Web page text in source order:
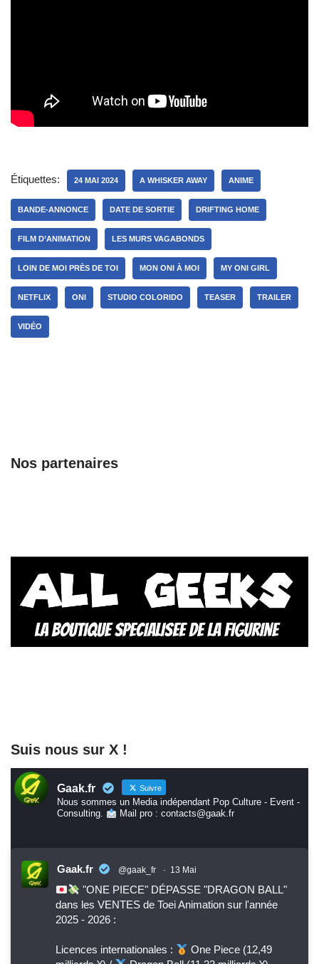
Étiquettes: 24 MAI 2024 A WHISKER AWAY ANIME
BANDE-ANNONCE DATE DE SORTIE DRIFTING HOME
FILM D’ANIMATION LES MURS VAGABONDS
LOIN DE MOI PRÈS DE TOI MON ONI À MOI MY ONI GIRL
NETFLIX ONI STUDIO COLORIDO TEASER TRAILER
VIDÉO
Nos partenaires
Suis nous sur X !
Gaak.fr Suivre
Nous sommes un Media indépendant Pop Culture - Event -
Consulting.
Mail pro : contacts@gaak.fr
Gaak.fr @gaak_fr · 13 Mai
"ONE PIECE" DÉPASSE "DRAGON BALL"
dans les VENTES de Toei Animation sur l'année
2025 - 2026 :
Licences internationales :
One Piece (12,49